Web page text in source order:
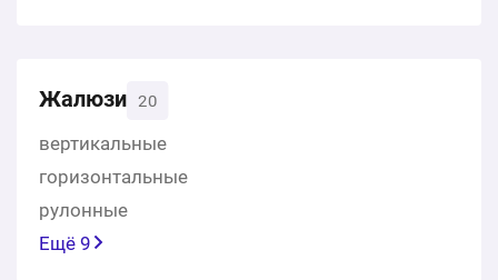
Жалюзи 20
вертикальные
горизонтальные
рулонные
Ещё 9